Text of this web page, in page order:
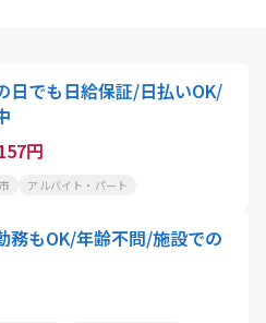
日でも日給保証/日払いOK/
円
アルバイト・パート
務もOK/年齢不問/施設での